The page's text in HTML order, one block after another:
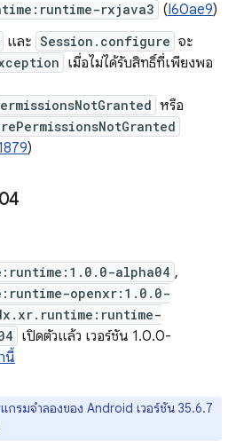
rxjava3 (I60ae9)
และ Session.configure จะ
เมื่อไม่ได้รับสิทธิ์ที่เพียงพอ
หรือ
)
alpha04 ,
openxr:1.0.0-
เปิดตัวแล้ว เวอร์ชัน 1.0.0-
นี้
กรมจำลองของ Android เวอร์ชัน 35.6.7